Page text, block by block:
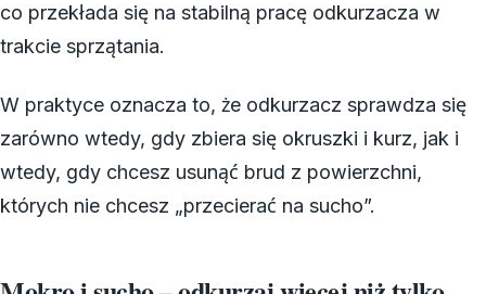
co przekłada się na stabilną pracę odkurzacza w
trakcie sprzątania.
W praktyce oznacza to, że odkurzacz sprawdza się
zarówno wtedy, gdy zbiera się okruszki i kurz, jak i
wtedy, gdy chcesz usunąć brud z powierzchni,
których nie chcesz „przecierać na sucho”.